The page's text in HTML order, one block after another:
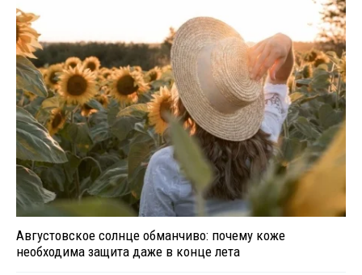
Августовское солнце обманчиво: почему коже
необходима защита даже в конце лета